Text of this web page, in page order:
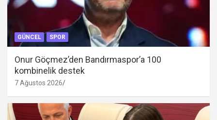
GÜNCEL SPOR
Onur Göçmez’den Bandırmaspor’a 100
kombinelik destek
7 Ağustos 2026